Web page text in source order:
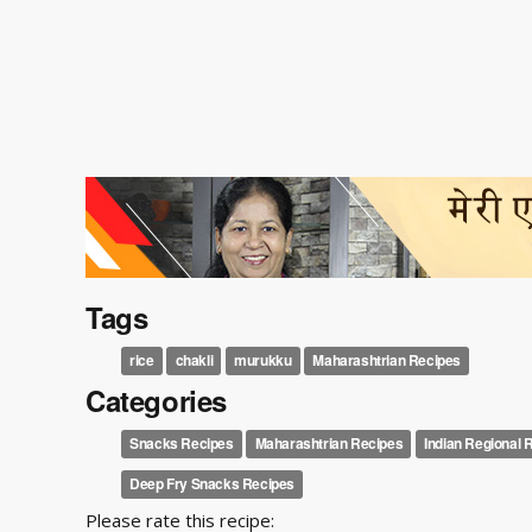
Tags
rice chakli murukku Maharashtrian Recipes
Categories
Snacks Recipes Maharashtrian Recipes
Indian Regional
Deep Fry Snacks Recipes
Please rate this recipe: